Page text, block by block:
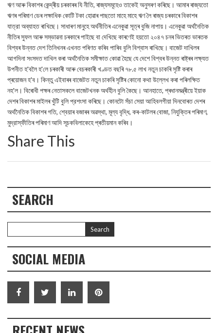
ঋণ আৰু বিকাশৰ কেন্দ্ৰীয় চৰকাৰৰ যি নীতি, ৰাজ্যসমূহেও তাকেই অনুসৰণ কৰিছে। আমাৰ ৰাজ্যতো
ঋণৰ পৰিমাণ ডেৰ লক্ষাধিক কোটি টকা হোৱাৰ পাছতো মাহে মাহে ঋণ লৈ ৰাজ্য চৰকাৰে বিকাশৰ
যাত্রা অব্যাহত ৰাখিছে। সাধাৰণ মানুহে অৰ্থনীতিৰ এনেকুৱা সূত্ৰ বুজি নাপায়। এনেকুৱা অর্থনৈতিক
নীতিৰ সুফল আৰু সম্ভাৱনা চৰকাৰে পাইছে বা দেখিছে কাৰণেই হয়তো ২০৪৭ চনৰ ভিতৰত ভাৰতক
বিশ্বৰ উন্নত দেশ তিনিখনৰ এখনত পৰিণত কৰিব পাৰিব বুলি বিশ্বাস ৰাখিছে। বাজেট দাখিলৰ
আগদিনা সংসদত দাখিল কৰা অৰ্থনৈতিক সমীক্ষাত কোৱা হৈছে যে দেশে বিশ্বৰ উন্নত ৰাষ্ট্ৰৰ লক্ষ্যত
উপনীত হ'বলৈ হ'লে চৰকাৰী আৰু বেচৰকাৰী খণ্ডত বছৰি ৭৮.৫ লাখ নতুন চাকৰি সৃষ্টি কৰাৰ
প্ৰয়োজন হ'ব। কিন্তু এইবাৰৰ বাজেটত নতুন চাকৰি সৃষ্টিৰ কোনো কথা উল্লেখ কৰা পৰিলক্ষিত
নহ'ল। বিৰোধী পক্ষৰ নেতাসকলে বাজেটখনক অর্থহীন বুলি কৈছে। আনহাতে, প্ৰধানমন্ত্ৰীয়ে ইয়াক
দেশৰ বিকাশৰ মাইলৰ খুঁটি বুলি প্রশংসা কৰিছে। কোনটো সঁচা সেয়া আহিবলগীয়া দিনবোৰত দেশৰ
অৰ্থনৈতিক বিকাশৰ গতি, শ্বেয়াৰ বজাৰৰ অৱস্থা, মূল্য বৃদ্ধি, কৰ-কাটলৰ বোজা, নিযুক্তিৰ পৰিমাণ,
মুদ্রাস্ফীতিৰ পৰিমাণ আদি সূচকবিলাকেহে প্ৰতীয়মান কৰিব।
Share This
SEARCH
SOCIAL MEDIA